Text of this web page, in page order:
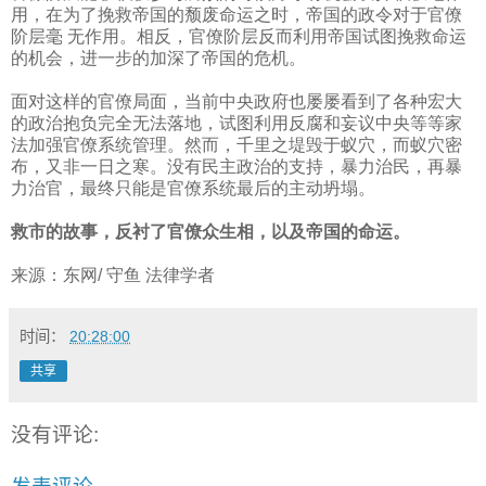
用，在为了挽救帝国的颓废命运之时，帝国的政令对于官僚
阶层毫 无作用。相反，官僚阶层反而利用帝国试图挽救命运
的机会，进一步的加深了帝国的危机。
面对这样的官僚局面，当前中央政府也屡屡看到了各种宏大
的政治抱负完全无法落地，试图利用反腐和妄议中央等等家
法加强官僚系统管理。然而，千里之堤毁于蚁穴，而蚁穴密
布，又非一日之寒。没有民主政治的支持，暴力治民，再暴
力治官，最终只能是官僚系统最后的主动坍塌。
救市的故事，反衬了官僚众生相，以及帝国的命运。
来源：东网/守鱼 法律学者
时间： 20:28:00
共享
没有评论: